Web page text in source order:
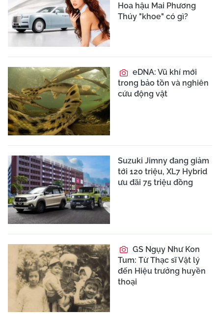
Hoa hậu Mai Phương
Thúy "khoe" có gì?
eDNA: Vũ khí mới
trong bảo tồn và nghiên
cứu động vật
Suzuki Jimny đang giảm
tới 120 triệu, XL7 Hybrid
ưu đãi 75 triệu đồng
GS Ngụy Như Kon
Tum: Từ Thạc sĩ Vật lý
đến Hiệu trưởng huyền
thoại